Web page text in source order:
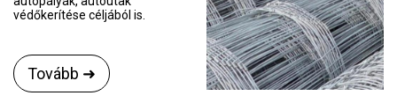
védőkerítése céljából is.
Tovább ➜